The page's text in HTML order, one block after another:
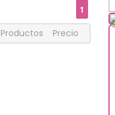
1
Productos Precio